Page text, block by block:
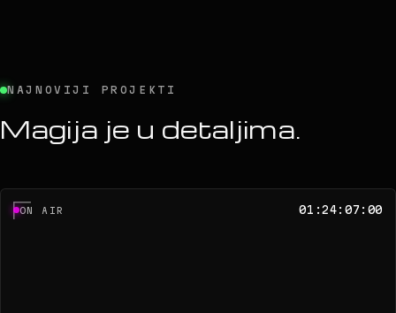
NAJNOVIJI PROJEKTI
Magija je u detaljima.
ON AIR 01:24:07:00